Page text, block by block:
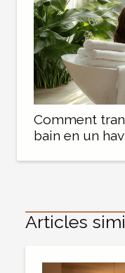
Comment
bain en un
Articles